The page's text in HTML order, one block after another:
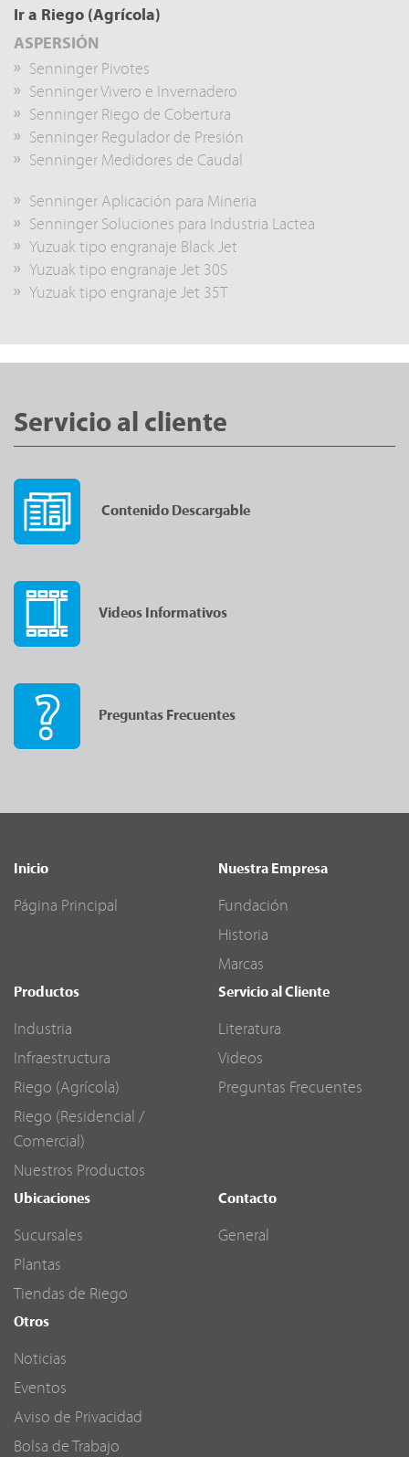
Ir a Riego (Agrícola)
ASPERSIÓN
Senninger Pivotes
Senninger Vivero e Invernadero
Senninger Riego de Cobertura
Senninger Regulador de Presión
Senninger Medidores de Caudal
Senninger Aplicación para Mineria
Senninger Soluciones para Industria Lactea
Yuzuak tipo engranaje Black Jet
Yuzuak tipo engranaje Jet 30S
Yuzuak tipo engranaje Jet 35T
Servicio al cliente
Contenido Descargable
Videos Informativos
Preguntas Frecuentes
Inicio
Página Principal
Nuestra Empresa
Fundación
Historia
Marcas
Productos
Industria
Infraestructura
Riego (Agrícola)
Riego (Residencial /
Comercial)
Nuestros Productos
Servicio al Cliente
Literatura
Videos
Preguntas Frecuentes
Ubicaciones
Sucursales
Plantas
Tiendas de Riego
Contacto
General
Otros
Noticias
Eventos
Aviso de Privacidad
Bolsa de Trabajo